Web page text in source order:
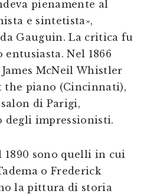
pienamente al
e sintetista»,
Gauguin. La critica fu
Nel 1866
McNeil Whistler
the piano (Cincinnati),
di Parigi,
degli impressionisti.
1890 sono quelli in cui
o Frederick
la pittura di storia